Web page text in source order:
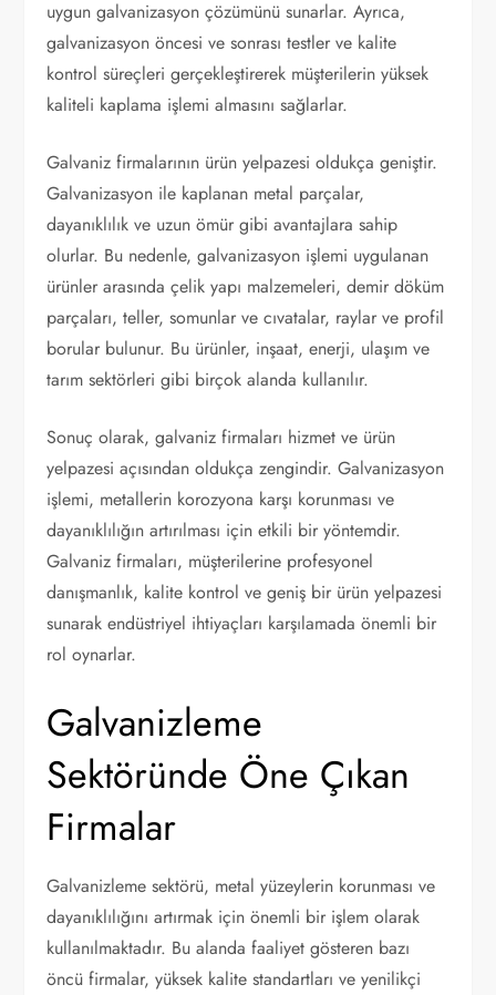
uygun galvanizasyon çözümünü sunarlar. Ayrıca,
galvanizasyon öncesi ve sonrası testler ve kalite
kontrol süreçleri gerçekleştirerek müşterilerin yüksek
kaliteli kaplama işlemi almasını sağlarlar.
Galvaniz firmalarının ürün yelpazesi oldukça geniştir.
Galvanizasyon ile kaplanan metal parçalar,
dayanıklılık ve uzun ömür gibi avantajlara sahip
olurlar. Bu nedenle, galvanizasyon işlemi uygulanan
ürünler arasında çelik yapı malzemeleri, demir döküm
parçaları, teller, somunlar ve cıvatalar, raylar ve profil
borular bulunur. Bu ürünler, inşaat, enerji, ulaşım ve
tarım sektörleri gibi birçok alanda kullanılır.
Sonuç olarak, galvaniz firmaları hizmet ve ürün
yelpazesi açısından oldukça zengindir. Galvanizasyon
işlemi, metallerin korozyona karşı korunması ve
dayanıklılığın artırılması için etkili bir yöntemdir.
Galvaniz firmaları, müşterilerine profesyonel
danışmanlık, kalite kontrol ve geniş bir ürün yelpazesi
sunarak endüstriyel ihtiyaçları karşılamada önemli bir
rol oynarlar.
Galvanizleme
Sektöründe Öne Çıkan
Firmalar
Galvanizleme sektörü, metal yüzeylerin korunması ve
dayanıklılığını artırmak için önemli bir işlem olarak
kullanılmaktadır. Bu alanda faaliyet gösteren bazı
öncü firmalar, yüksek kalite standartları ve yenilikçi